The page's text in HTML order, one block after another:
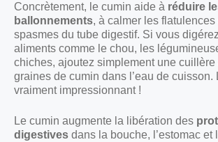
Concrètement, le cumin aide à réduire
ballonnements, à calmer les
spasmes du tube digestif. Si vous
aliments comme le chou, les
chiches, ajoutez simplement une cuillère
graines de cumin dans l’eau de cuisson.
vraiment impressionnant !
Le cumin augmente la libération des
digestives dans la bouche, l’estomac et